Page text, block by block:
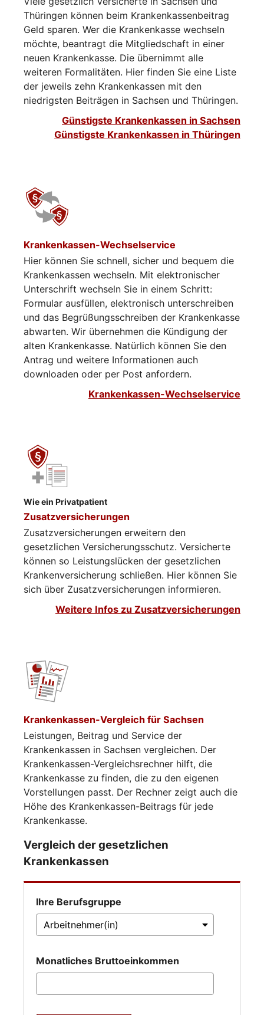
Thüringen können beim Krankenkassenbeitrag
Geld sparen. Wer die Krankenkasse wechseln
möchte, beantragt die Mitgliedschaft in einer
neuen Krankenkasse. Die übernimmt alle
weiteren Formalitäten. Hier finden Sie eine Liste
der jeweils zehn Krankenkassen mit den
niedrigsten Beiträgen in Sachsen und Thüringen.
Günstigste Krankenkassen in Sachsen
Günstigste Krankenkassen in Thüringen
Krankenkassen-Wechselservice
Hier können Sie schnell, sicher und bequem die
Krankenkassen wechseln. Mit elektronischer
Unterschrift wechseln Sie in einem Schritt:
Formular ausfüllen, elektronisch unterschreiben
und das Begrüßungsschreiben der Krankenkasse
abwarten. Wir übernehmen die Kündigung der
alten Krankenkasse. Natürlich können Sie den
Antrag und weitere Informationen auch
downloaden oder per Post anfordern.
Krankenkassen-Wechselservice
Wie ein Privatpatient
Zusatzversicherungen
Zusatzversicherungen erweitern den
gesetzlichen Versicherungsschutz. Versicherte
können so Leistungslücken der gesetzlichen
Krankenversicherung schließen. Hier können Sie
sich über Zusatzversicherungen informieren.​​​​
Weitere Infos zu Zusatzversicherungen
Krankenkassen-Vergleich für Sachsen
Leistungen, Beitrag und Service der
Krankenkassen in Sachsen vergleichen. Der
Krankenkassen-Vergleichsrechner hilft, die
Krankenkasse zu finden, die zu den eigenen
Vorstellungen passt. Der Rechner zeigt auch die
Höhe des Krankenkassen-Beitrags für jede
Krankenkasse.
Vergleich der gesetzlichen
Krankenkassen
Ihre Berufsgruppe
Monatliches Bruttoeinkommen